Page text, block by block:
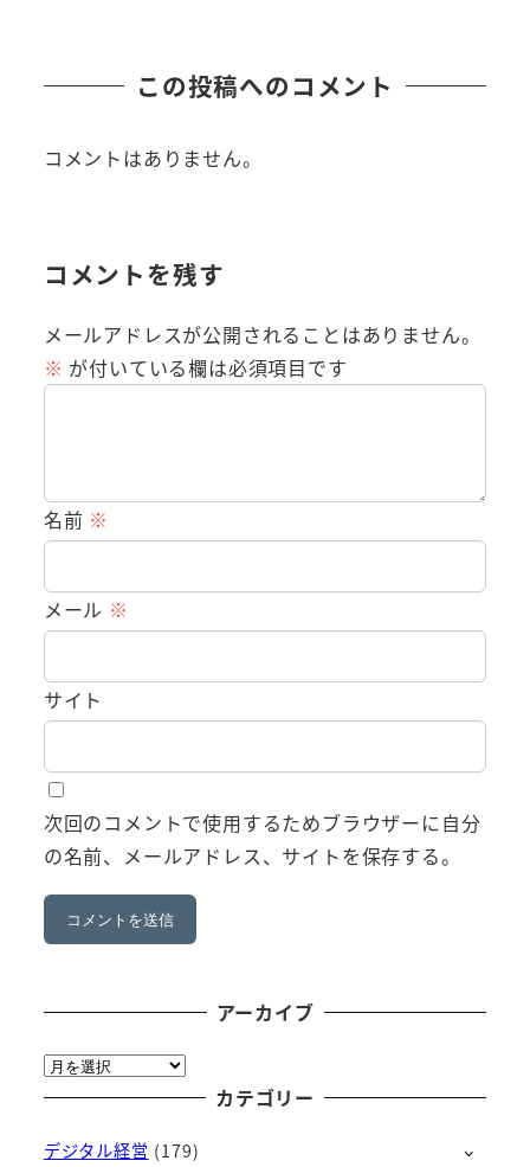
この投稿へのコメント
コメントはありません。
コメントを残す
メールアドレスが公開されることはありません。
※ が付いている欄は必須項目です
名前 ※
メール ※
サイト
次回のコメントで使用するためブラウザーに自分
の名前、メールアドレス、サイトを保存する。
アーカイブ
ア
ー
イ
カテゴリー
デジタル経営 (179)